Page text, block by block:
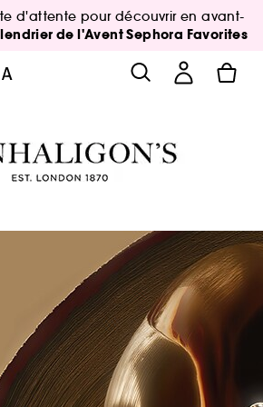
d'attente pour découvrir en avant-
de l'Avent Sephora Favorites